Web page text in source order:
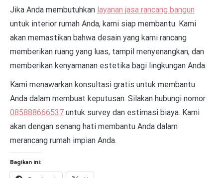
Jika Anda membutuhkan layanan jasa rancang bangun
untuk interior rumah Anda, kami siap membantu. Kami
akan memastikan bahwa desain yang kami rancang
memberikan ruang yang luas, tampil menyenangkan, dan
memberikan kenyamanan estetika bagi lingkungan Anda.
Kami menawarkan konsultasi gratis untuk membantu
Anda dalam membuat keputusan. Silakan hubungi nomor
085888666537 untuk survey dan estimasi biaya. Kami
akan dengan senang hati membantu Anda dalam
merancang rumah impian Anda.
Bagikan ini: